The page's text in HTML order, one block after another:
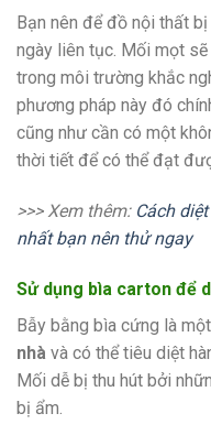
Bạn nên để đồ nội thất
ngày liên tục. Mối mọt
trong môi trường khắc
phương pháp này đó
cũng như cần có một
thời tiết để có thể đạt
>>> Xem thêm: Cách
nhất bạn nên thử ngay
Sử dụng bìa carton để
Bẫy bằng bìa cứng là
nhà và có thể tiêu diệt
Mối dễ bị thu hút bởi
bị ẩm.